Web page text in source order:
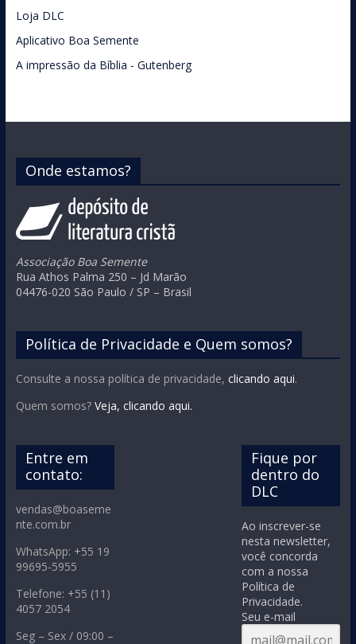
Loja DLC
Aplicativo Boa Semente
A impressão da Bíblia - Gutenberg
Onde estamos?
Associação Boa Semente
Rua Athos Palma 250 – Jd Marão
04476-020 São Paulo / SP – Brasil
Política de Privacidade e Quem somos?
Consulte a nossa política de privacidade, clicando aqui.
Quem somos? Veja, clicando aqui.
Entre em
contato:
vendas@boaseme
nte.com.br
WhatsApp: +55 19
99695-5955
Telefone: +55 (11)
4057 2054
Seg – Sex / 09:00 –
Fique por
dentro do
DLC
Ao inscrever-se
nesta newsletter,
você concorda
com a nossa
Política de
Privacidade.
Seu e-mail